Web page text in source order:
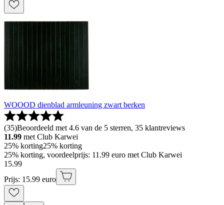
WOOOD dienblad armleuning zwart berken
(35)Beoordeeld met 4.6 van de 5 sterren, 35 klantreviews
11.99 met Club Karwei
25% korting25% korting
25% korting, voordeelprijs: 11.99 euro met Club Karwei
15.99
Prijs: 15.99 euro